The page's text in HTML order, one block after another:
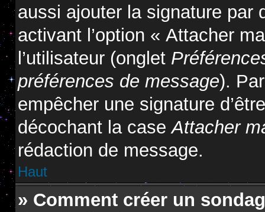
aussi ajouter la signature par
activant l’option « Attacher
l’utilisateur (onglet
préférences de message).
empêcher une signature
décochant la caseAttacher
rédaction de message.
Haut
» Comment créer un